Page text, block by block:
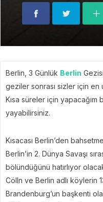
Berlin, 3 Günlük Berlin
geziler sonrası sizler için en
Kısa süreler için yapacağım
yayabilirsiniz.
Kısacası Berlin’den
Berlin’in 2. Dünya Savaşı
bölündüğünü hatırlıyor
Cölln ve Berlin adlı köylerin
Brandenburg’un başkenti